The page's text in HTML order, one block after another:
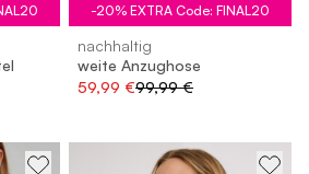
-20% EXTRA Code: FINAL20
nachhaltig
weite Anzughose
59,99 €99,99 €